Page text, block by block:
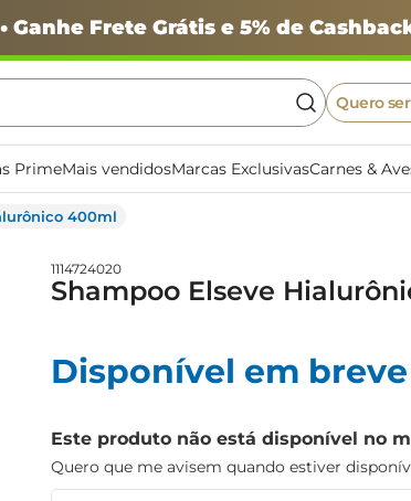
Ganhe Frete Grátis e 5% de
Quero ser
PrimeMais vendidosMarcas ExclusivasCarnes &
400ml
1114724020
Shampoo Elseve
Disponível em breve
Este produto não está disponível no
Quero que me avisem quando estiver